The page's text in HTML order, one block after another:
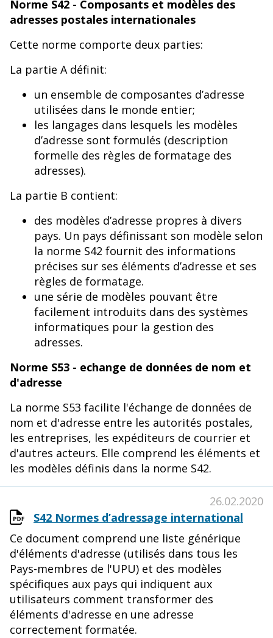
Norme S42 - Composants et modèles des
adresses postales internationales
Cette norme comporte deux parties:
La partie A définit:
un ensemble de composantes d’adresse
utilisées dans le monde entier;
les langages dans lesquels les modèles
d’adresse sont formulés (description
formelle des règles de formatage des
adresses).
La partie B contient:
des modèles d’adresse propres à divers
pays. Un pays définissant son modèle selon
la norme S42 fournit des informations
précises sur ses éléments d’adresse et ses
règles de formatage.
une série de modèles pouvant être
facilement introduits dans des systèmes
informatiques pour la gestion des
adresses.
Norme S53 - echange de données de nom et
d'adresse
La norme S53 facilite l'échange de données de
nom et d'adresse entre les autorités postales,
les entreprises, les expéditeurs de courrier et
d'autres acteurs. Elle comprend les éléments et
les modèles définis dans la norme S42.
S42 Normes d’adressage international
26.02.2020
Ce document comprend une liste générique
d'éléments d'adresse (utilisés dans tous les
Pays-membres de l'UPU) et des modèles
spécifiques aux pays qui indiquent aux
utilisateurs comment transformer des
éléments d'adresse en une adresse
correctement formatée.